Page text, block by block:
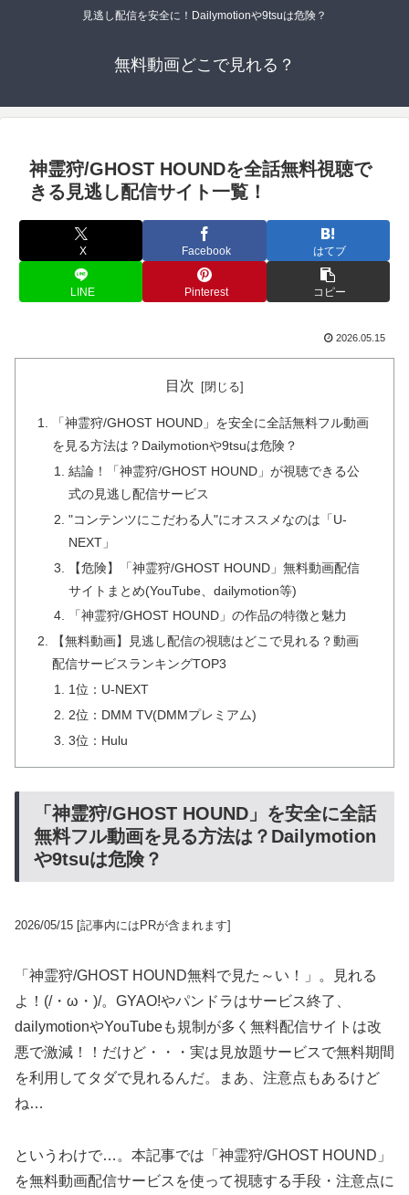
見逃し配信を安全に！Dailymotionや9tsuは危険？
無料動画どこで見れる？
神霊狩/GHOST HOUNDを全話無料視聴で
きる見逃し配信サイト一覧！
X Facebook はてブ
LINE Pinterest コピー
2026.05.15
目次
「神霊狩/GHOST HOUND」を安全に全話無料フル動画
を見る方法は？Dailymotionや9tsuは危険？
結論！「神霊狩/GHOST HOUND」が視聴できる公
式の見逃し配信サービス
"コンテンツにこだわる人"にオススメなのは「U-
NEXT」
【危険】「神霊狩/GHOST HOUND」無料動画配信
サイトまとめ(YouTube、dailymotion等)
「神霊狩/GHOST HOUND」の作品の特徴と魅力
【無料動画】見逃し配信の視聴はどこで見れる？動画
配信サービスランキングTOP3
1位：U-NEXT
2位：DMM TV(DMMプレミアム)
3位：Hulu
「神霊狩/GHOST HOUND」を安全に全話
無料フル動画を見る方法は？Dailymotion
や9tsuは危険？
2026/05/15 [記事内にはPRが含まれます]
「神霊狩/GHOST HOUND無料で見た～い！」。見れる
よ！(/・ω・)/。GYAO!やパンドラはサービス終了、
dailymotionやYouTubeも規制が多く無料配信サイトは改
悪で激減！！だけど・・・実は見放題サービスで無料期間
を利用してタダで見れるんだ。まあ、注意点もあるけど
ね…
というわけで…。本記事では「神霊狩/GHOST HOUND」
を無料動画配信サービスを使って視聴する手段・注意点に